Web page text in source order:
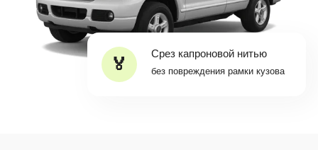
Срез капроновой нитью
без повреждения рамки кузова